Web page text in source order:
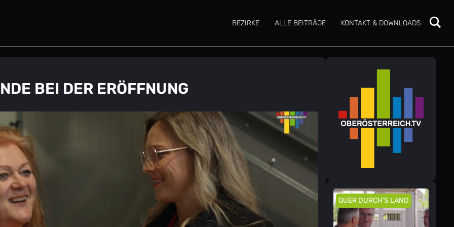
BEZIRKE ALLE BEITRÄGE KONTAKT & DOWNLOADS
BEI DER ERÖFFNUNG
QUER DURCH’S LAND